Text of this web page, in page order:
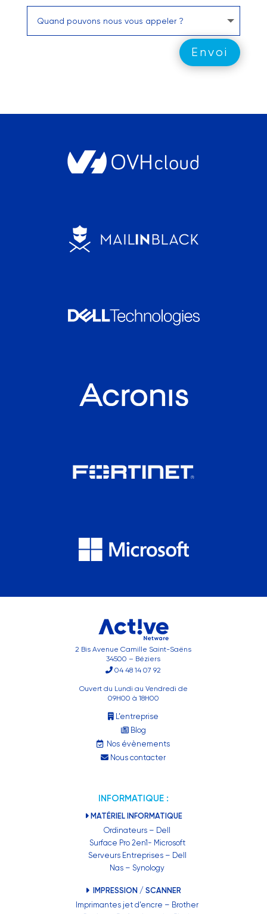
Envoi
2 Bis Avenue Camille Saint-Saëns
34500 – Béziers
04 48 14 07 92
Ouvert du Lundi au Vendredi de
09H00 à 18H00
L’entreprise
Blog
Nos évènements
Nous contacter
INFORMATIQUE :
MATÉRIEL INFORMATIQUE
Ordinateurs – Dell
Surface Pro 2en1- Microsoft
Serveurs Entreprises – Dell
Nas – Synology
IMPRESSION / SCANNER
Imprimantes jet d’encre – Brother